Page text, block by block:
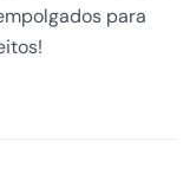
para